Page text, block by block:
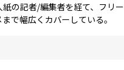
の記者/編集者を経て、フリ
で幅広くカバーしている。